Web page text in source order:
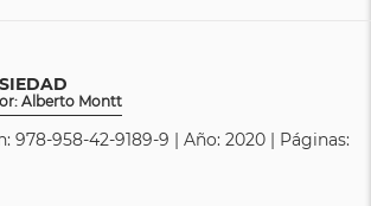
Alberto Montt
978-958-42-9189-9 | Año: 2020 | Páginas: